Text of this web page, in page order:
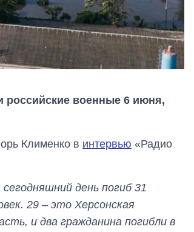
российские военные 6 июня,
Клименко в интервью «Радио
день погиб 31
29 – это Херсонская
и два гражданина погибли в